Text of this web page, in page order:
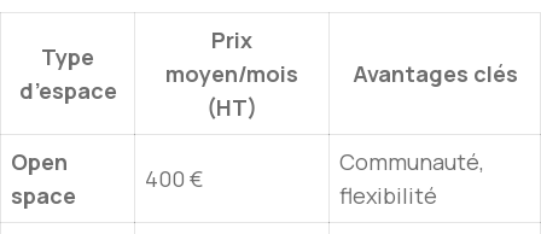
Type
d’espace
Prix
moyen/mois
(HT)
Avantages clés
Open
space
400 €
Communauté,
flexibilité